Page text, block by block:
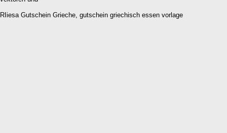
RIiesa Gutschein Grieche, gutschein griechisch essen vorlage